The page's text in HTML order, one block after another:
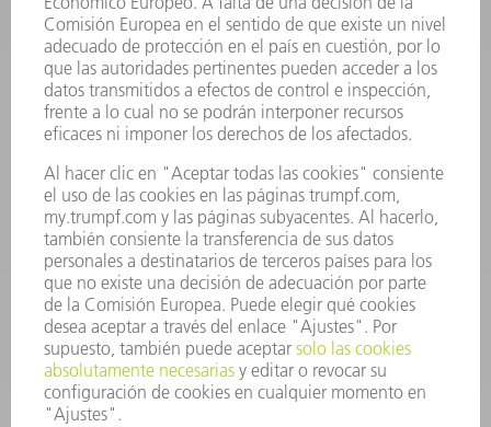
Preguntas más frecuentes
Condiciones generales de venta
CONTACTO
Departamento de Repuestos
+34 91 657 36 70
Viernes de 8h – 17h
repuestos@es.trumpf.com
CONTACTO
Departamento de Utillaje
+34 91 657 36 69
Lunes a Jueves de 8h – 18h
Viernes de 8h – 17h
utillaje@trumpf.com